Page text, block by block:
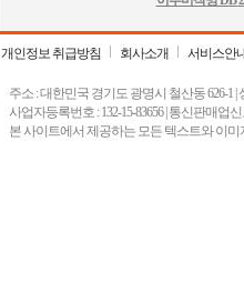
개인정보 취급방침 회사소개 서비스안
주소 : 대한민국 경기도 광명시 철산동 626-1 |
사업자등록번호 : 132-15-83656 | 통신판매업
본 사이트에서 제공하는 모든 텍스트와 이